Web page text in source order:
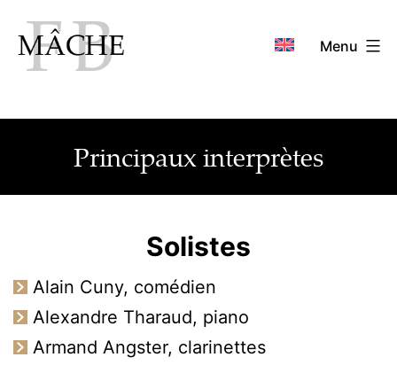
contenu
Menu
Principaux interprètes
Solistes
Alain Cuny, comédien
Alexandre Tharaud, piano
Armand Angster, clarinettes